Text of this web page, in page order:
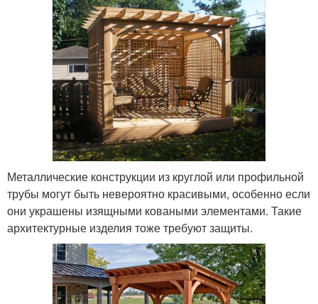
Металлические конструкции из круглой или профильной
трубы могут быть невероятно красивыми, особенно если
они украшены изящными коваными элементами. Такие
архитектурные изделия тоже требуют защиты.